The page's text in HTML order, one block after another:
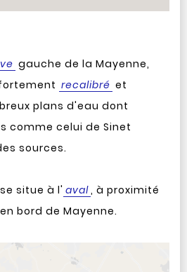
gauche de la Mayenne,
recalibré et
plans d'eau dont
comme celui de Sinet
sources.
situe à l' aval, à proximité
bord de Mayenne.